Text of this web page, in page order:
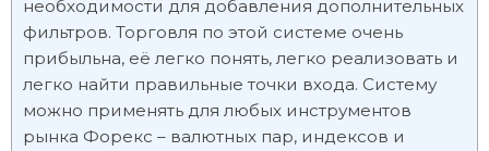
необходимости для добавления дополнительных
фильтров. Торговля по этой системе очень
прибыльна, её легко понять, легко реализовать и
легко найти правильные точки входа. Систему
можно применять для любых инструментов
рынка Форекс – валютных пар, индексов и